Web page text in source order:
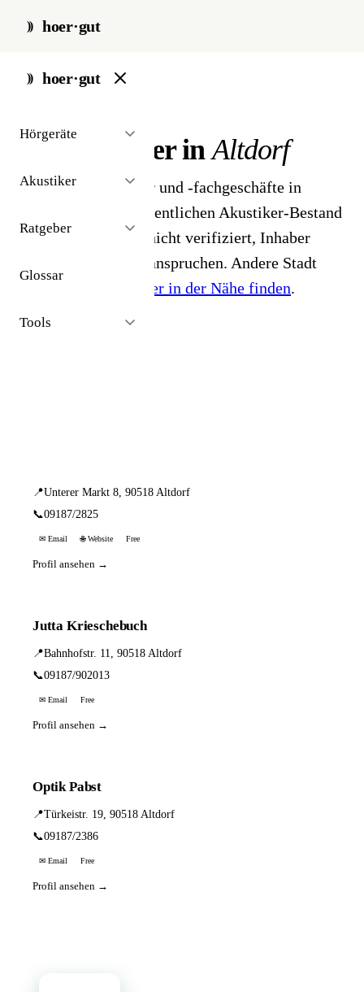
hoer·gut
hoer·gut
Hörgeräte
Akustiker
Ratgeber
Glossar
Tools
start / akustiker / altdorf
Hörakustiker inAltdorf
3 Hörgeräteakustiker und -fachgeschäfte in
Altdorf. Aus dem öffentlichen Akustiker-Bestand
2026 - Profile noch nicht verifiziert, Inhaber
können ihr Profil beanspruchen. Andere Stadt
Hörakustiker in der Nähe finden.
📍Unterer Markt 8, 90518 Altdorf
📞09187/2825
✉ Email 🌐 Website Free
Profil ansehen →
Jutta Krieschebuch
📍Bahnhofstr. 11, 90518 Altdorf
📞09187/902013
✉ Email Free
Profil ansehen →
Optik Pabst
📍Türkeistr. 19, 90518 Altdorf
📞09187/2386
✉ Email Free
Profil ansehen →